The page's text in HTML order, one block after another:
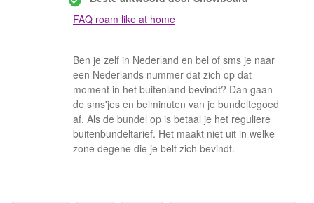
FAQ roam like at home
Ben je zelf in Nederland en bel of sms je naar
een Nederlands nummer dat zich op dat
moment in het buitenland bevindt? Dan gaan
de sms'jes en belminuten van je bundeltegoed
af. Als de bundel op is betaal je het reguliere
buitenbundeltarief. Het maakt niet uit in welke
zone degene die je belt zich bevindt.